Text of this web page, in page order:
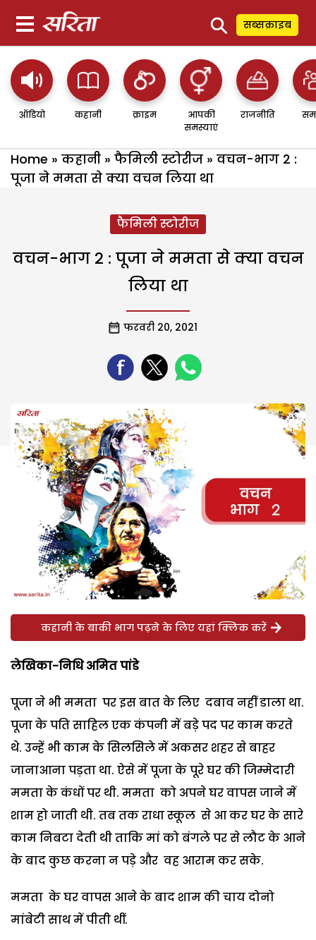
⚲ सब्सक्राइब
ऑडियो कहानी क्राइम
आपकी
समस्याएं
राजनीति
Home » कहानी » फैमिली स्टोरीज » वचन-भाग 2 :
पूजा ने ममता से क्या वचन लिया था
फैमिली स्टोरीज
वचन-भाग 2 : पूजा ने ममता से क्या वचन
लिया था
फरवरी 20, 2021
कहानी के बाकी भाग पढ़ने के लिए यहां क्लिक करें
लेखिका-निधि अमित पांडे
पूजा ने भी ममता पर इस बात के लिए दबाव नहीं डाला था.
पूजा के पति साहिल एक कंपनी में बड़े पद पर काम करते
थे. उन्हें भी काम के सिलसिले में अकसर शहर से बाहर
जानाआना पड़ता था. ऐसे में पूजा के पूरे घर की जिम्मेदारी
ममता के कंधों पर थी. ममता को अपने घर वापस जाने में
शाम हो जाती थी. तब तक राधा स्कूल से आ कर घर के सारे
काम निबटा देती थी ताकि मां को बंगले पर से लौट के आने
के बाद कुछ करना न पड़े और वह आराम कर सके.
ममता के घर वापस आने के बाद शाम की चाय दोनो
मांबेटी साथ में पीती थीं.